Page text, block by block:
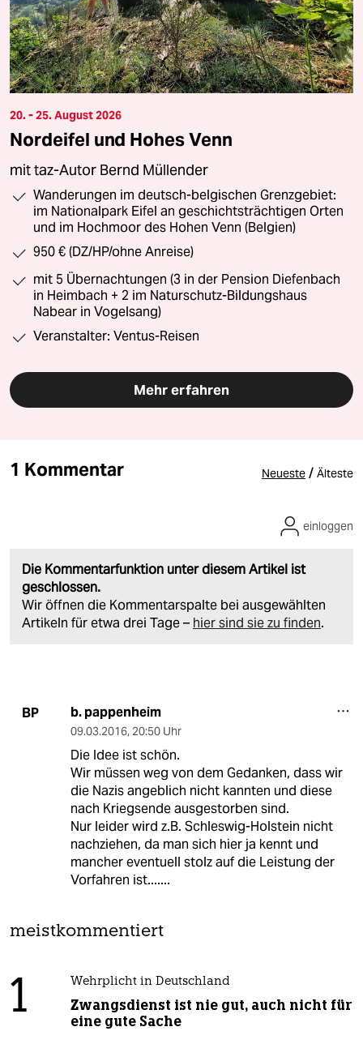
20. - 25. August 2026
Nordeifel und Hohes Venn
mit taz-Autor Bernd Müllender
Wanderungen im deutsch-belgischen Grenzgebiet:
im Nationalpark Eifel an geschichtsträchtigen Orten
und im Hochmoor des Hohen Venn (Belgien)
950 € (DZ/HP/ohne Anreise)
mit 5 Übernachtungen (3 in der Pension Diefenbach
in Heimbach + 2 im Naturschutz-Bildungshaus
Nabear in Vogelsang)
Veranstalter: Ventus-Reisen
Mehr erfahren
1 Kommentar Neueste / Älteste
Die Kommentarfunktion unter diesem Artikel ist
geschlossen.
Wir öffnen die Kommentarspalte bei ausgewählten
Artikeln für etwa drei Tage – hier sind sie zu finden.
einloggen
BP b. pappenheim
09.03.2016, 20:50 Uhr
Die Idee ist schön.
Wir müssen weg von dem Gedanken, dass wir
die Nazis angeblich nicht kannten und diese
nach Kriegsende ausgestorben sind.
Nur leider wird z.B. Schleswig-Holstein nicht
nachziehen, da man sich hier ja kennt und
mancher eventuell stolz auf die Leistung der
Vorfahren ist.......
meistkommentiert
1 Wehrplicht in Deutschland
Zwangsdienst ist nie gut, auch nicht für
eine gute Sache